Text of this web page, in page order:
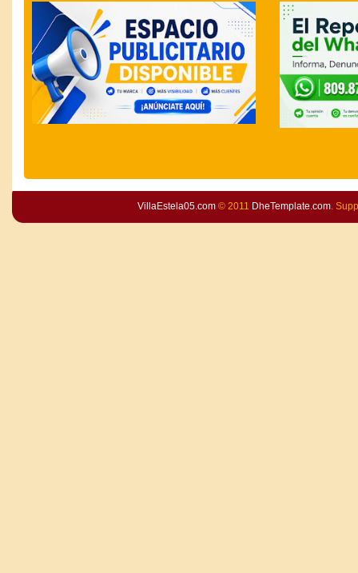
VillaEstela05.com© 2011 DheTemplate.com.